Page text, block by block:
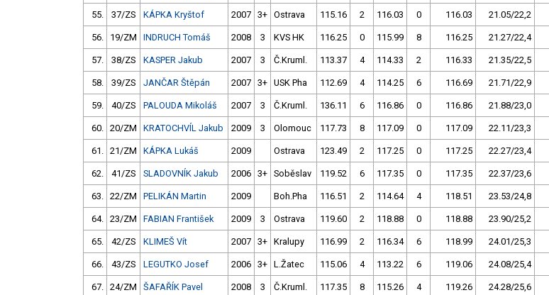
55. 37/ZS KÁPKA Kryštof 2007 3+ Ostrava 115.16 2 116.03 0 116.03 21.05/22,2
56. 19/ZM INDRUCH Tomáš 2008 3 KVS HK 116.25 0 115.99 8 116.25 21.27/22,4
57. 38/ZS KASPER Jakub 2007 3 Č.Kruml. 113.37 4 114.33 2 116.33 21.35/22,5
58. 39/ZS JANČAR Štěpán 2007 3+ USK Pha 112.69 4 114.25 6 116.69 21.71/22,9
59. 40/ZS PALOUDA Mikoláš 2007 3 Č.Kruml. 136.11 6 116.86 0 116.86 21.88/23,0
60. 20/ZM KRATOCHVÍL Jakub 2009 3 Olomouc 117.73 8 117.09 0 117.09 22.11/23,3
61. 21/ZM KÁPKA Lukáš 2009 Ostrava 123.49 2 117.25 0 117.25 22.27/23,4
62. 41/ZS SLADOVNÍK Jakub 2006 3+ Soběslav 119.52 6 117.35 0 117.35 22.37/23,6
63. 22/ZM PELIKÁN Martin 2009 Boh.Pha 116.51 2 114.64 4 118.51 23.53/24,8
64. 23/ZM FABIAN František 2009 3 Ostrava 119.60 2 118.88 0 118.88 23.90/25,2
65. 42/ZS KLIMEŠ Vít 2007 3+ Kralupy 116.99 2 116.34 6 118.99 24.01/25,3
66. 43/ZS LEGUTKO Josef 2006 3+ L.Žatec 115.06 4 113.22 6 119.06 24.08/25,4
67. 24/ZM ŠAFAŘÍK Pavel 2008 3 Č.Kruml. 117.35 8 115.26 4 119.26 24.28/25,6